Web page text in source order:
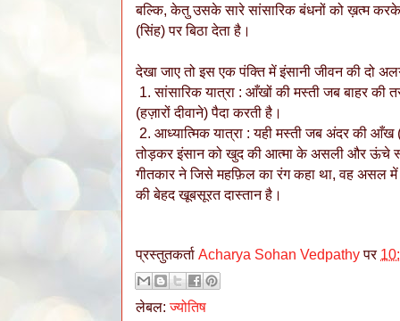
बल्कि, केतु उसके सारे सांसारिक बंधनों को ख़त्म
(सिंह) पर बिठा देता है।
देखा जाए तो इस एक पंक्ति में इंसानी जीवन की दो
1. सांसारिक यात्रा : आँखों की मस्ती जब बाहर की
(हज़ारों दीवाने) पैदा करती है।
2. आध्यात्मिक यात्रा : यही मस्ती जब अंदर की आँख
तोड़कर इंसान को खुद की आत्मा के असली और ऊंचे
गीतकार ने जिसे महफ़िल का रंग कहा था, वह असल
की बेहद खूबसूरत दास्तान है।
प्रस्तुतकर्ता Acharya Sohan Vedpathy पर
लेबल:ज्योतिष